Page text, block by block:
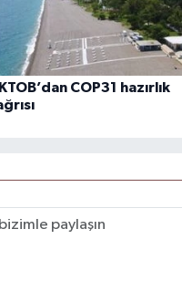
COP31 hazırlık